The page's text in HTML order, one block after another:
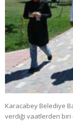
Karacabey Belediye
verdiği vaatlerden biri